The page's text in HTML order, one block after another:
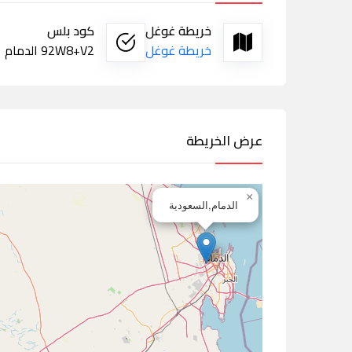
خريطة غوغل
خريطة غوغل
كود بلس
92W8+V2 الدمام
عرض الخريطة
الدمام,السعودية
×